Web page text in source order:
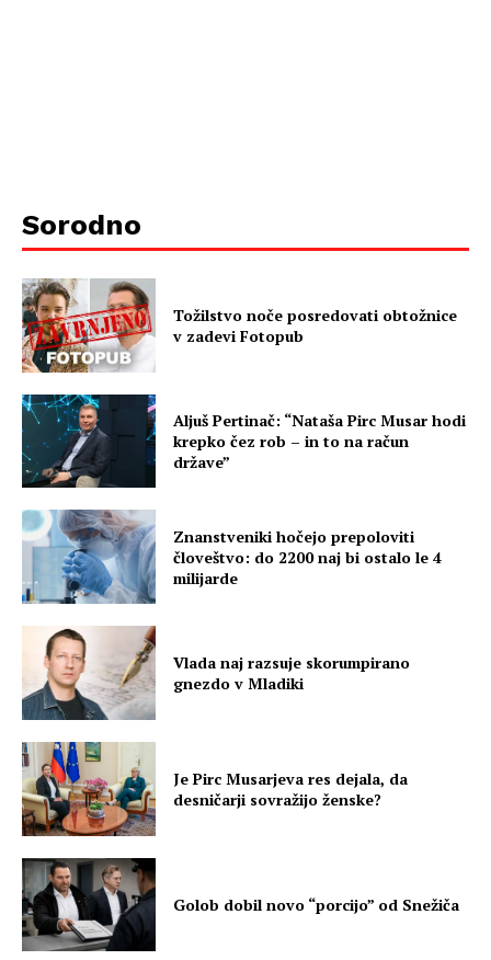
Sorodno
Tožilstvo noče posredovati obtožnice
v zadevi Fotopub
Aljuš Pertinač: “Nataša Pirc Musar hodi
krepko čez rob – in to na račun
države”
Znanstveniki hočejo prepoloviti
človeštvo: do 2200 naj bi ostalo le 4
milijarde
Vlada naj razsuje skorumpirano
gnezdo v Mladiki
Je Pirc Musarjeva res dejala, da
desničarji sovražijo ženske?
Golob dobil novo “porcijo” od Snežiča